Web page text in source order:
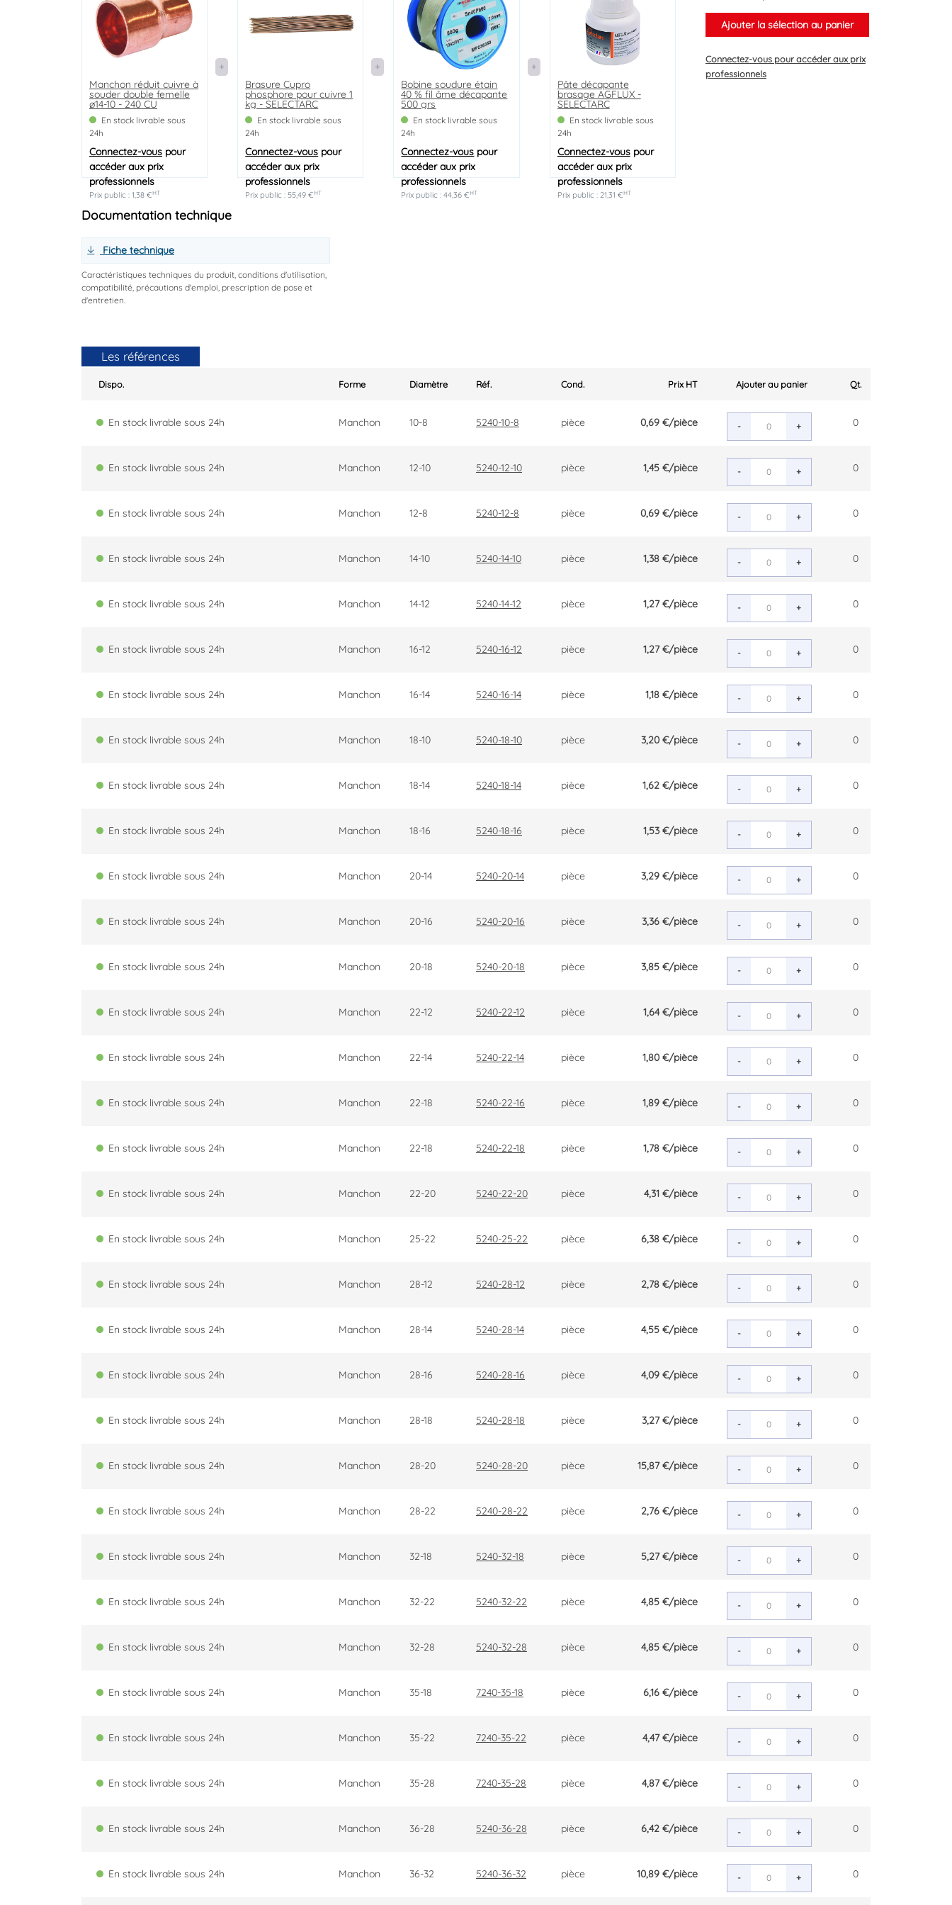
Manchon réduit cuivre à
souder double femelle
ø14-10 - 240 CU
En stock livrable sous
24h
Connectez-vous pour
accéder aux prix
professionnels
Prix public : 1,38 €HT
Brasure Cupro
phosphore pour cuivre 1
kg - SELECTARC
En stock livrable sous
24h
Connectez-vous pour
accéder aux prix
professionnels
Prix public : 55,49 €HT
Bobine soudure étain
40 % fil âme décapante
500 grs
En stock livrable sous
24h
Connectez-vous pour
accéder aux prix
professionnels
Prix public : 44,36 €HT
Pâte décapante
brasage AGFLUX -
SELECTARC
En stock livrable sous
24h
Connectez-vouspour
accéder aux prix
professionnels
Prix public : 21,31 €HT
Ajouter la sélection au panier
Connectez-vouspour accéder aux prix
professionnels
Documentation technique
Fiche technique
Caractéristiques techniques du produit, conditions d'utilisation,
compatibilité, précautions d'emploi, prescription de pose et
d'entretien.
Les références
Dispo. Forme Diamètre Réf. Cond. Prix HT Ajouter au panier Qt.
En stock livrable sous 24h Manchon 10-8 5240-10-8 pièce 0,69 €/pièce - + 0
En stock livrable sous 24h Manchon 12-10 5240-12-10 pièce 1,45 €/pièce - + 0
En stock livrable sous 24h Manchon 12-8 5240-12-8 pièce 0,69 €/pièce - + 0
En stock livrable sous 24h Manchon 14-10 5240-14-10 pièce 1,38 €/pièce - + 0
En stock livrable sous 24h Manchon 14-12 5240-14-12 pièce 1,27 €/pièce - + 0
En stock livrable sous 24h Manchon 16-12 5240-16-12 pièce 1,27 €/pièce - + 0
En stock livrable sous 24h Manchon 16-14 5240-16-14 pièce 1,18 €/pièce - + 0
En stock livrable sous 24h Manchon 18-10 5240-18-10 pièce 3,20 €/pièce - + 0
En stock livrable sous 24h Manchon 18-14 5240-18-14 pièce 1,62 €/pièce - + 0
En stock livrable sous 24h Manchon 18-16 5240-18-16 pièce 1,53 €/pièce - + 0
En stock livrable sous 24h Manchon 20-14 5240-20-14 pièce 3,29 €/pièce - + 0
En stock livrable sous 24h Manchon 20-16 5240-20-16 pièce 3,36 €/pièce - + 0
En stock livrable sous 24h Manchon 20-18 5240-20-18 pièce 3,85 €/pièce - + 0
En stock livrable sous 24h Manchon 22-12 5240-22-12 pièce 1,64 €/pièce - + 0
En stock livrable sous 24h Manchon 22-14 5240-22-14 pièce 1,80 €/pièce - + 0
En stock livrable sous 24h Manchon 22-18 5240-22-16 pièce 1,89 €/pièce - + 0
En stock livrable sous 24h Manchon 22-18 5240-22-18 pièce 1,78 €/pièce - + 0
En stock livrable sous 24h Manchon 22-20 5240-22-20 pièce 4,31 €/pièce - + 0
En stock livrable sous 24h Manchon 25-22 5240-25-22 pièce 6,38 €/pièce - + 0
En stock livrable sous 24h Manchon 28-12 5240-28-12 pièce 2,78 €/pièce - + 0
En stock livrable sous 24h Manchon 28-14 5240-28-14 pièce 4,55 €/pièce - + 0
En stock livrable sous 24h Manchon 28-16 5240-28-16 pièce 4,09 €/pièce - + 0
En stock livrable sous 24h Manchon 28-18 5240-28-18 pièce 3,27 €/pièce - + 0
En stock livrable sous 24h Manchon 28-20 5240-28-20 pièce 15,87 €/pièce - + 0
En stock livrable sous 24h Manchon 28-22 5240-28-22 pièce 2,76 €/pièce - + 0
En stock livrable sous 24h Manchon 32-18 5240-32-18 pièce 5,27 €/pièce - + 0
En stock livrable sous 24h Manchon 32-22 5240-32-22 pièce 4,85 €/pièce - + 0
En stock livrable sous 24h Manchon 32-28 5240-32-28 pièce 4,85 €/pièce - + 0
En stock livrable sous 24h Manchon 35-18 7240-35-18 pièce 6,16 €/pièce - + 0
En stock livrable sous 24h Manchon 35-22 7240-35-22 pièce 4,47 €/pièce - + 0
En stock livrable sous 24h Manchon 35-28 7240-35-28 pièce 4,87 €/pièce - + 0
En stock livrable sous 24h Manchon 36-28 5240-36-28 pièce 6,42 €/pièce - + 0
En stock livrable sous 24h Manchon 36-32 5240-36-32 pièce 10,89 €/pièce - + 0